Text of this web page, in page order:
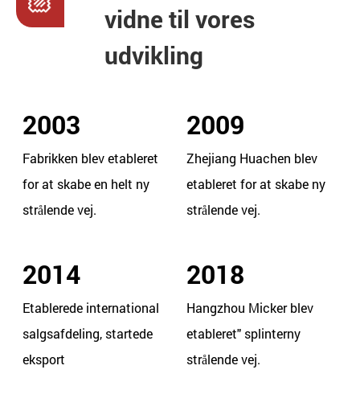
vidne til vores
udvikling
2003
Fabrikken blev etableret
for at skabe en helt ny
strålende vej.
2009
Zhejiang Huachen blev
etableret for at skabe ny
strålende vej.
2014
Etablerede international
salgsafdeling, startede
eksport
2018
Hangzhou Micker blev
etableret" splinterny
strålende vej.